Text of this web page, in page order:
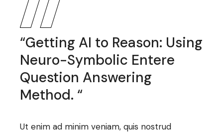
“Getting AI to Reason: Using
Neuro-Symbolic Entere
Question Answering
Method. “
Ut enim ad minim veniam, quis nostrud